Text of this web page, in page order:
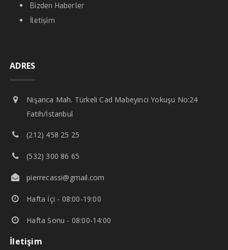
Bizden Haberler
İletişim
ADRES
Nişanca Mah. Türkeli Cad Mabeyinci Yokuşu No:24
Fatih/İstanbul
(212) 458 25 25
(532) 300 86 65
pierrecassi@gmail.com
Hafta İçi - 08:00-19:00
Hafta Sonu - 08:00-14:00
İletişim